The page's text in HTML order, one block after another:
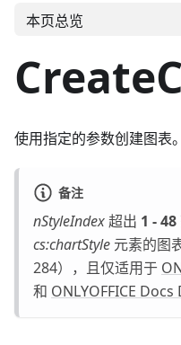
本页总览
使用指定的参数创建图表。
备注
nStyleIndex超出 1 - 48
cs:chartStyle 元素的图
284），且仅适用于
和 ONLYOFFICE